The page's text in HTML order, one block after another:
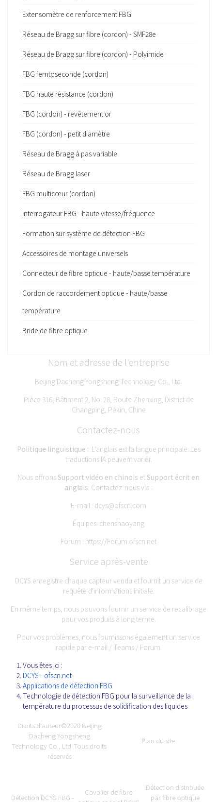
Extensomètre de renforcement FBG
Réseau de Bragg sur fibre (cordon) - SMF28e
Réseau de Bragg sur fibre (cordon) - Polyimide
FBG femtoseconde (cordon)
FBG haute résistance (cordon)
FBG (cordon) - revêtement or
FBG (cordon) - petit diamètre
Réseau de Bragg à pas variable
Réseau de Bragg laser
FBG multicœur (cordon)
Interrogateur FBG - haute vitesse/fréquence
Formation sur système de détection FBG
Accessoires de montage universels
Connecteur de fibre optique - haute/basse température
Cordon de raccordement optique - haute/basse
température
Bride de fibre optique
Nom et adresse de l'entreprise
Beijing Dacheng Yongsheng Technology Co., Ltd.
Pièce 316, Bâtiment 2, No. 28, Route Zhenxing, District de
Changping, Pékin, Chine
Contactez-nous
Politique linguistique : L'anglais est la langue principale. Les
traductions IA peuvent varier.
Nous offronsSupport vidéo en chinois etSupport écrit en
anglais. Contactez-nous via :
E-mail : dcys@ofscn.com
Équipes: chenshaoyang
Forum : https://Forum.ofscn.net
Service après-vente
DCYS enregistre chaque capteur vendu et fournit un service de
requête d'informations initiale.
En même temps, nous pouvons fournir un service de recalibrage
pour vos produits à long terme.
Pour vos problèmes, nous fournissons également un service
rapide par e-mail / Teams / Forum.
Vous êtes ici :
DCYS - ofscn.net
Applications de détection FBG
Technologie de détection FBG pour la surveillance de la
température du processus de solidification des liquides
Droits d'auteur©2020 Beijing
Dacheng Yongsheng
Technology Co., Ltd. Tous droits
réservés
Plan du site
Détection DCYS FBG -
Cavalier de fibre
Détection distribuée
par fibre optique